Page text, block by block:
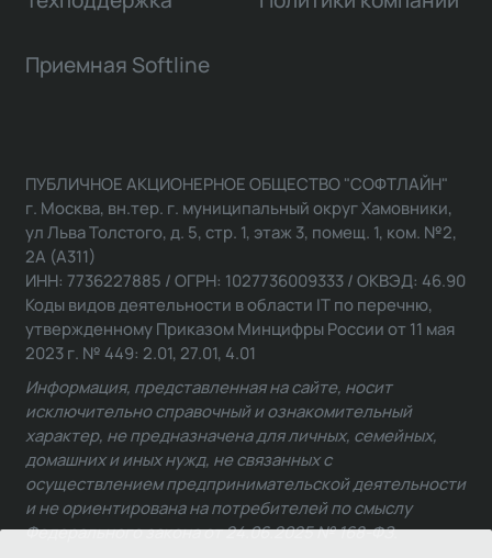
Приемная Softline
ПУБЛИЧНОЕ АКЦИОНЕРНОЕ ОБЩЕСТВО "СОФТЛАЙН"
г. Москва, вн.тер. г. муниципальный округ Хамовники,
ул Льва Толстого, д. 5, стр. 1, этаж 3, помещ. 1, ком. №2,
2А (А311)
ИНН: 7736227885 / ОГРН: 1027736009333 / ОКВЭД: 46.90
Коды видов деятельности в области IT по перечню,
утвержденному Приказом Минцифры России от 11 мая
2023 г. № 449: 2.01, 27.01, 4.01
Информация, представленная на сайте, носит
исключительно справочный и ознакомительный
характер, не предназначена для личных, семейных,
домашних и иных нужд, не связанных с
осуществлением предпринимательской деятельности
и не ориентирована на потребителей по смыслу
Федерального закона от 24.06.2025 № 168-ФЗ.